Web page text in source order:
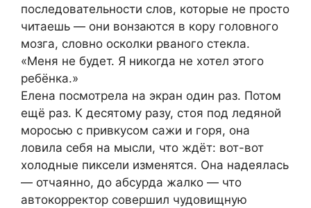
последовательности слов, которые не просто
читаешь — они вонзаются в кору головного
мозга, словно осколки рваного стекла.
«Меня не будет. Я никогда не хотел этого
ребёнка.»
Елена посмотрела на экран один раз. Потом
ещё раз. К десятому разу, стоя под ледяной
моросью с привкусом сажи и горя, она
ловила себя на мысли, что ждёт: вот-вот
холодные пиксели изменятся. Она надеялась
— отчаянно, до абсурда жалко — что
автокорректор совершил чудовищную